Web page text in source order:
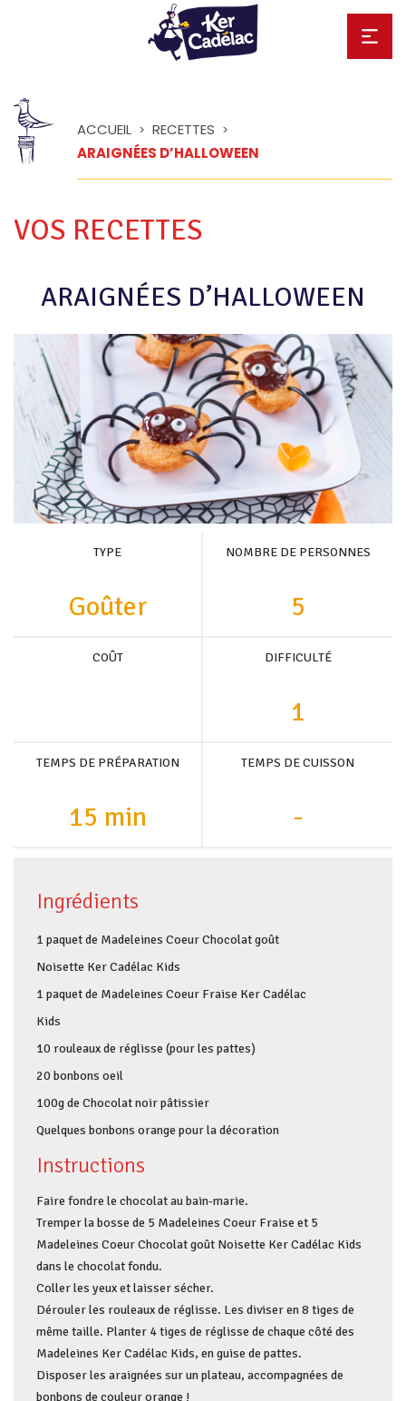
ACCUEIL > RECETTES >
ARAIGNÉES D’HALLOWEEN
VOS RECETTES
ARAIGNÉES D’HALLOWEEN
TYPE
Goûter
NOMBRE DE PERSONNES
5
COÛT DIFFICULTÉ
1
TEMPS DE PRÉPARATION
15 min
TEMPS DE CUISSON
-
Ingrédients
1 paquet de Madeleines Coeur Chocolat goût
Noisette Ker Cadélac Kids
1 paquet de Madeleines Coeur Fraise Ker Cadélac
Kids
10 rouleaux de réglisse (pour les pattes)
20 bonbons oeil
100g de Chocolat noir pâtissier
Quelques bonbons orange pour la décoration
Instructions
Faire fondre le chocolat au bain-marie.
Tremper la bosse de 5 Madeleines Coeur Fraise et 5
Madeleines Coeur Chocolat goût Noisette Ker Cadélac Kids
dans le chocolat fondu.
Coller les yeux et laisser sécher.
Dérouler les rouleaux de réglisse. Les diviser en 8 tiges de
même taille. Planter 4 tiges de réglisse de chaque côté des
Madeleines Ker Cadélac Kids, en guise de pattes.
Disposer les araignées sur un plateau, accompagnées de
bonbons de couleur orange !